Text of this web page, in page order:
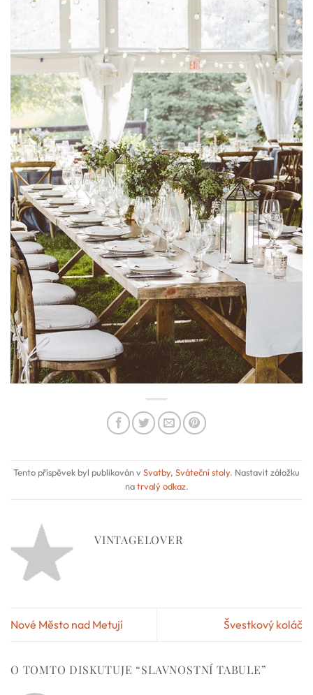
Tento příspěvek byl publikován v Svatby, Sváteční stoly. Nastavit záložku
natrvalý odkaz.
VINTAGELOVER
Nové Město nad Metují Švestkový koláč
O TOMTO DISKUTUJE “SLAVNOSTNÍ TABULE”